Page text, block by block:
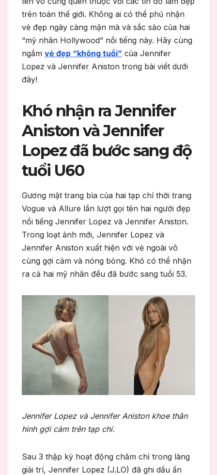
trên toàn thế giới. Không ai có thể phủ nhận
vẻ đẹp ngày càng mặn mà và sắc sảo của hai
“mỹ nhân Hollywood” nổi tiếng này. Hãy cùng
ngắm vẻ đẹp “không tuổi” của Jennifer
Lopez và Jennifer Aniston trong bài viết dưới
đây!
Khó nhận ra Jennifer
Aniston và Jennifer
Lopez đã bước sang độ
tuổi U60
Gương mặt trang bìa của hai tạp chí thời trang
Vogue và Allure lần lượt gọi tên hai người đẹp
nổi tiếng Jennifer Lopez và Jennifer Aniston.
Trong loạt ảnh mới, Jennifer Lopez và
Jennifer Aniston xuất hiện với vẻ ngoài vô
cùng gợi cảm và nóng bỏng. Khó có thể nhận
ra cả hai mỹ nhân đều đã bước sang tuổi 53.
Jennifer Lopez và Jennifer Aniston khoe thân
hình gợi cảm trên tạp chí.
Sau 3 thập kỷ hoạt động chăm chỉ trong làng
giải trí, Jennifer Lopez (J.LO) đã ghi dấu ấn